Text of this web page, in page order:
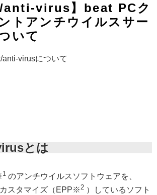
anti-virus】beat PCク
トアンチウイルスサー
いて
anti-virusについて
とは
1 のアンチウイルスソフトウェアを、
スタマイズ（EPP※ 2 ）しているソフト